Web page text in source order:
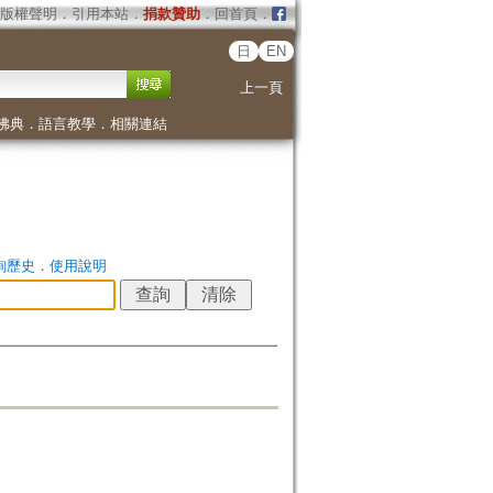
版權聲明 ． 引用本站． 捐款贊助．回首頁．
日 EN
上一頁
典． 語言教學． 相關連結
歷史 ． 使用說明